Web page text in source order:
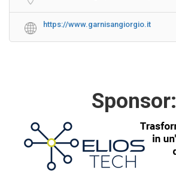
https://www.garnisangiorgio.it
Sponsor: